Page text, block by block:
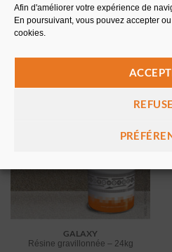
Afin d'améliorer votre expérience de
En poursuivant, vous pouvez accepter
cookies.
Résine gravillonnée
GALAXY
Résine gravillonnée – 24kg